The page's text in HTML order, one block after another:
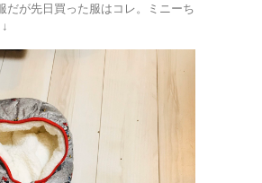
だが先日買った服はコレ。ミニーち